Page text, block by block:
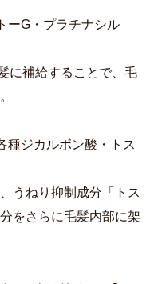
ーG・プラチナシル
に補給することで、毛
種ジカルボン酸・トス
うねり抑制成分「トス
をさらに毛髪内部に架